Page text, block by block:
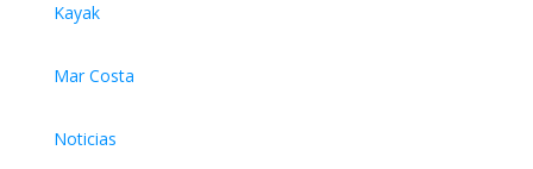
Kayak
Mar Costa
Noticias